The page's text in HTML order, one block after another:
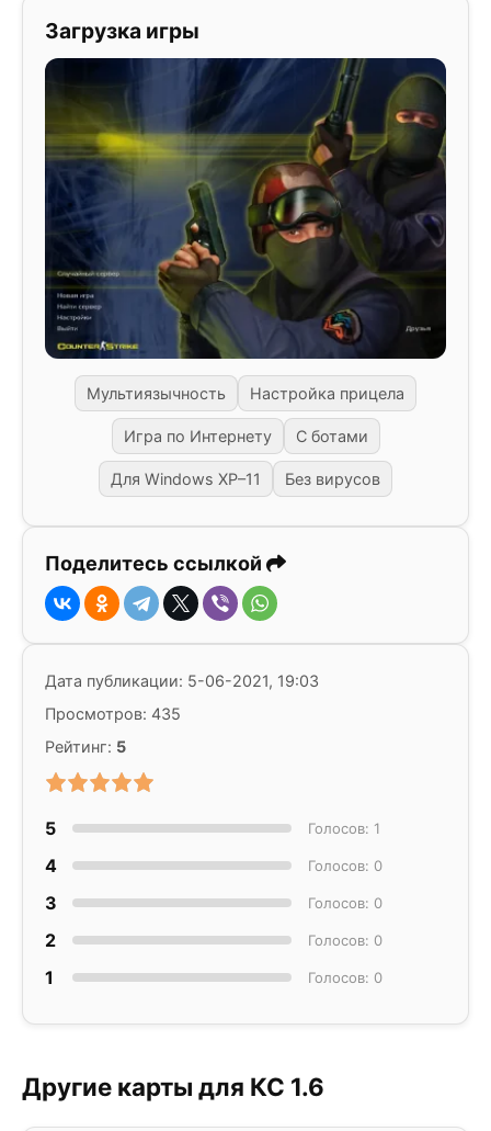
Загрузка игры
Мультиязычность Настройка прицела
Игра по Интернету С ботами
Для Windows XP–11 Без вирусов
Поделитесь ссылкой
Дата публикации: 5-06-2021, 19:03
Просмотров: 435
Рейтинг: 5
5 Голосов: 1
4 Голосов: 0
3 Голосов: 0
2 Голосов: 0
1 Голосов: 0
Другие карты для КС 1.6